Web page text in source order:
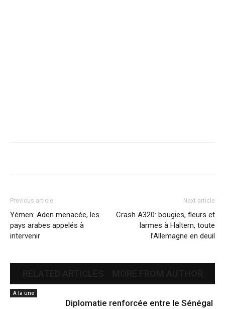
Previous article
Yémen: Aden menacée, les
pays arabes appelés à
intervenir
Next article
Crash A320: bougies, fleurs et
larmes à Haltern, toute
l’Allemagne en deuil
A la une
Diplomatie renforcée entre le Sénégal